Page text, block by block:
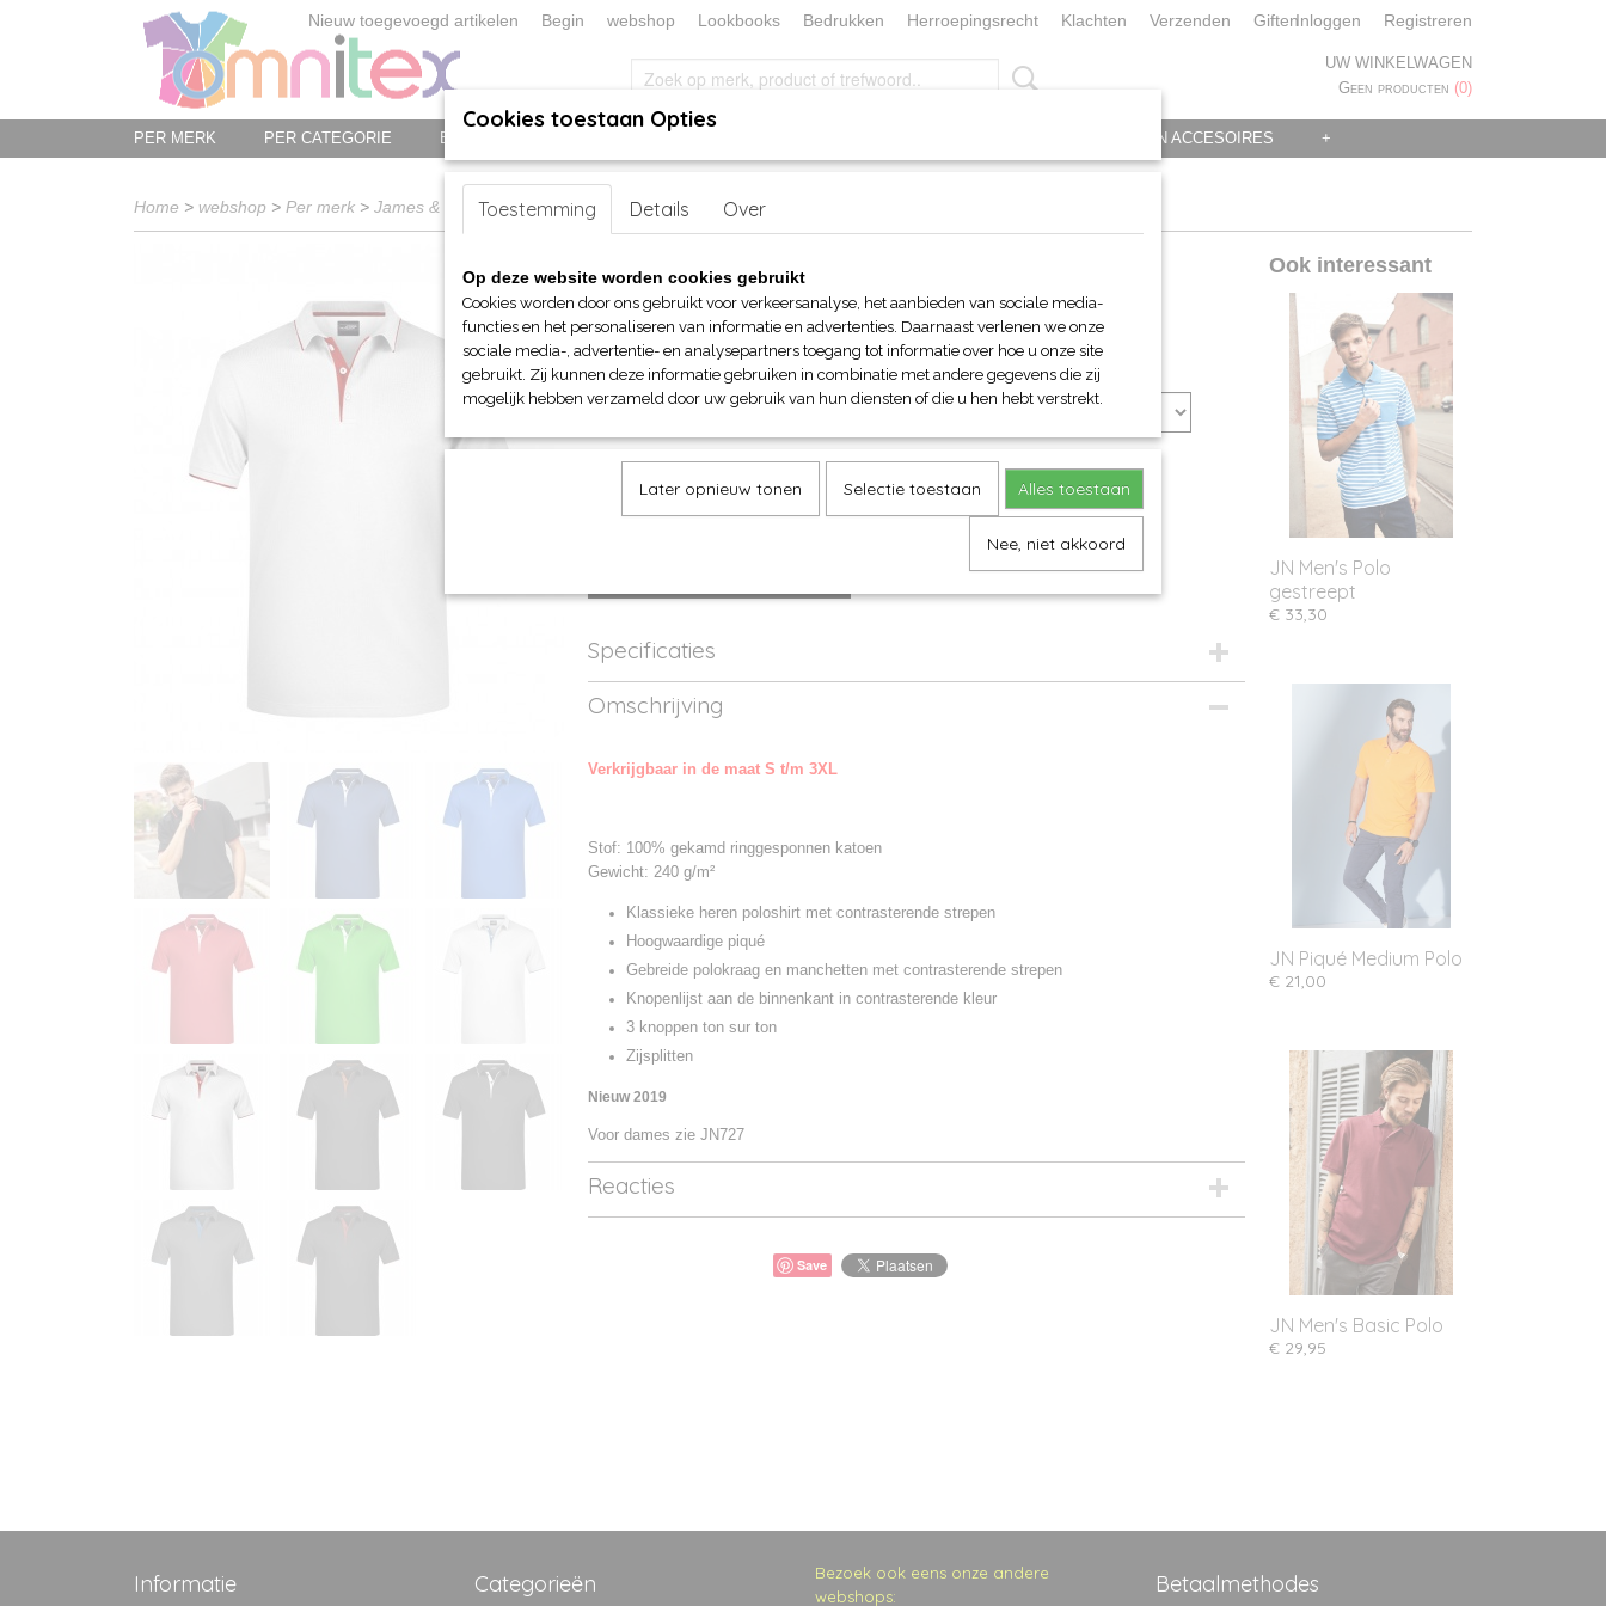
Nieuw toegevoegd artikelen Begin webshop Lookbooks Bedrukken Herroepingsrecht Klachten Verzenden GiftenInloggen Registreren
UW WINKELWAGEN
Geen producten (0)
PER MERK PER CATEGORIE BED-, BAD-, KEUKEN EN TAFELLINNEN KERST/FEEST KLEDING EN ACCESOIRES +
Home > webshop > Per merk > James & Nicholson>Voor hem Polo's> JN Men's Polo Stripe
JN Men's Polo Stripe
€ 31,60 (inclusief btw 21%)
Maat Kleur
Specificaties
Productcode
Productcode leverancier
Omschrijving
Verkrijgbaar in de maat S t/m 3XL
Stof: 100% gekamd ringgesponnen katoen
Gewicht: 240 g/m²
Klassieke heren poloshirt met contrasterende strepen
Hoogwaardige piqué
Gebreide polokraag en manchetten met contrasterende strepen
Knopenlijst aan de binnenkant in contrasterende kleur
3 knoppen ton sur ton
Zijsplitten
Nieuw 2019
Voor dames zie JN727
Reacties
Save
Ook interessant
JN Men's Polo
gestreept
€ 33,30
JN Piqué Medium Polo
€ 21,00
JN Men's Basic Polo
€ 29,95
Informatie Categorieën
Bezoek ook eens onze andere
webshops:
Betaalmethodes
Cookies toestaan Opties
Toestemming Details Over
Op deze website worden cookies gebruikt
Cookies worden door ons gebruikt voor verkeersanalyse, het aanbieden van sociale media-
functies en het personaliseren van informatie en advertenties. Daarnaast verlenen we onze
sociale media-, advertentie- en analysepartners toegang tot informatie over hoe u onze site
gebruikt. Zij kunnen deze informatie gebruiken in combinatie met andere gegevens die zij
mogelijk hebben verzameld door uw gebruik van hun diensten of die u hen hebt verstrekt.
Later opnieuw tonen Selectie toestaan Alles toestaan
Nee, niet akkoord